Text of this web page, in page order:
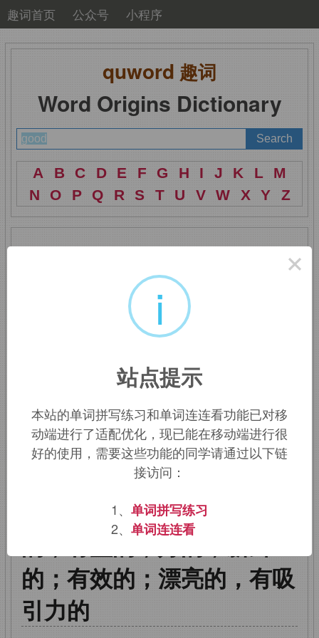
趣词首页 公众号 小程序
quword 趣词
Word Origins Dictionary
A B C D E F G H I J K L
M
N
O P Q R S T U V W X Y Z
：好的
ghedh,
连接，匹配，词源同
没有词源关系。
该词的英语词源请访问趣词词源英文版：
good：良好的，令人满
意的，正当的，适宜的，令
人愉快的；有用的，合适
的，有益的；好的；新鲜
的；有效的；漂亮的，有吸
引力的
×
i
站点提示
本站的单词拼写练习和单词连连看功能已对移
动端进行了适配优化，现已能在移动端进行很
好的使用，需要这些功能的同学请通过以下链
接访问：
1、 单词拼写练习
2、 单词连连看